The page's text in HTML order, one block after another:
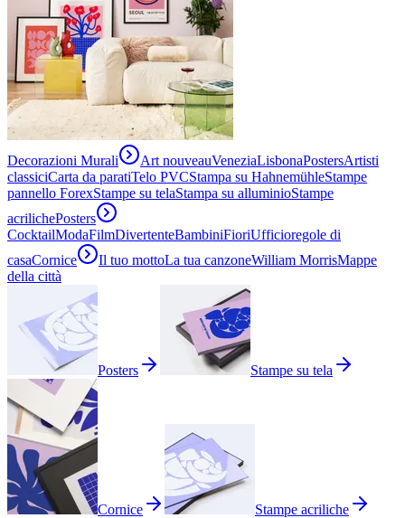
Decorazioni Murali Art nouveauVeneziaLisbonaPostersArtisti
classiciCarta da paratiTelo PVCStampa su HahnemühleStampe
pannello ForexStampe su telaStampa su alluminioStampe
acrilichePosters
CocktailModaFilmDivertenteBambiniFioriUfficioregole di
casaCornice Il tuo mottoLa tua canzoneWilliam MorrisMappe
della città
Posters Stampe su tela
Cornice Stampe acriliche